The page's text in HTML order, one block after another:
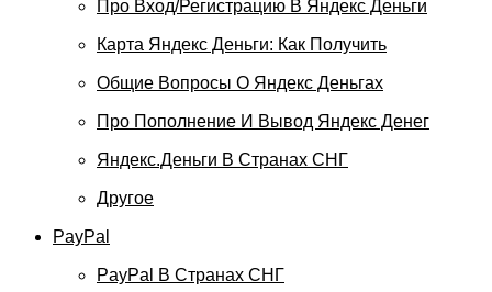
Про Вход/регистрацию В Яндекс Деньги
Карта Яндекс Деньги: Как Получить
Общие Вопросы О Яндекс Деньгах
Про Пополнение И Вывод Яндекс Денег
Яндекс.Деньги В Странах СНГ
Другое
PayPal
PayPal В Странах СНГ